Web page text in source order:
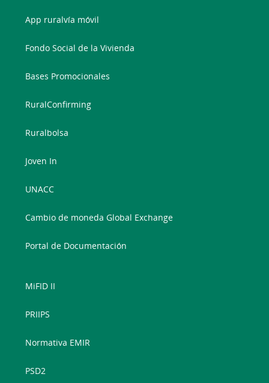
App ruralvía móvil
Fondo Social de la Vivienda
Bases Promocionales
RuralConfirming
Ruralbolsa
Joven In
UNACC
Cambio de moneda Global Exchange
Portal de Documentación
MiFID II
PRIIPS
Normativa EMIR
PSD2